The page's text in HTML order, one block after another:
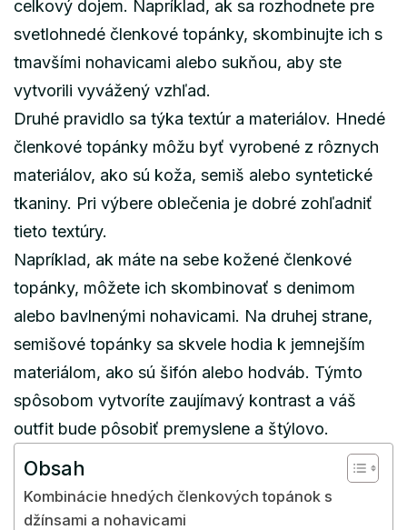
celkový dojem. Napríklad, ak sa rozhodnete pre
svetlohnedé členkové topánky, skombinujte ich s
tmavšími nohavicami alebo sukňou, aby ste
vytvorili vyvážený vzhľad.
Druhé pravidlo sa týka textúr a materiálov. Hnedé
členkové topánky môžu byť vyrobené z rôznych
materiálov, ako sú koža, semiš alebo syntetické
tkaniny. Pri výbere oblečenia je dobré zohľadniť
tieto textúry.
Napríklad, ak máte na sebe kožené členkové
topánky, môžete ich skombinovať s denimom
alebo bavlnenými nohavicami. Na druhej strane,
semišové topánky sa skvele hodia k jemnejším
materiálom, ako sú šifón alebo hodváb. Týmto
spôsobom vytvoríte zaujímavý kontrast a váš
outfit bude pôsobiť premyslene a štýlovo.
Obsah
Kombinácie hnedých členkových topánok s
džínsami a nohavicami